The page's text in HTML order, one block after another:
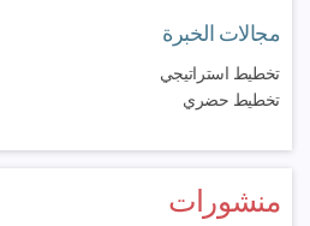
مجالات الخبرة
تخطيط استراتيجي
تخطيط حضري
منشورات